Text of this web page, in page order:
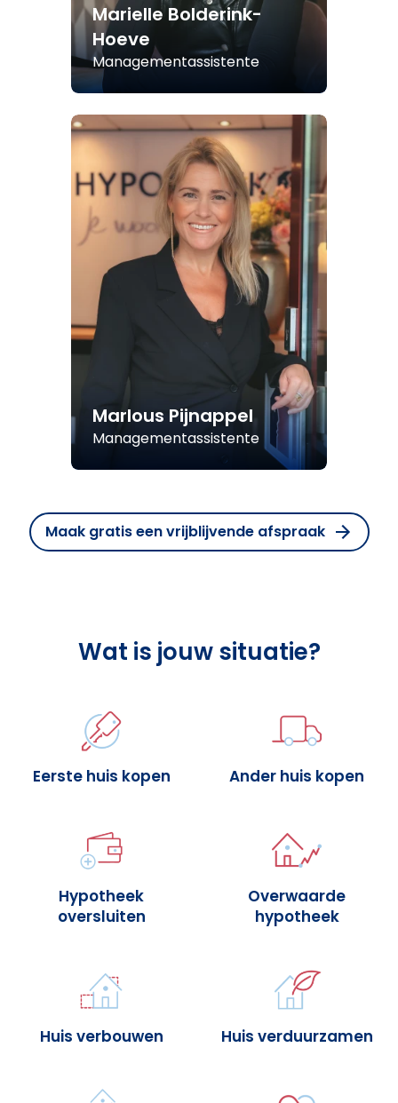
Marielle Bolderink-
Hoeve
Managementassistente
Marlous Pijnappel
Managementassistente
Maak gratis een vrijblijvende afspraak
Wat is jouw situatie?
Eerste huis kopen Ander huis kopen
Hypotheek
oversluiten
Overwaarde
hypotheek
Huis verbouwen Huis verduurzamen